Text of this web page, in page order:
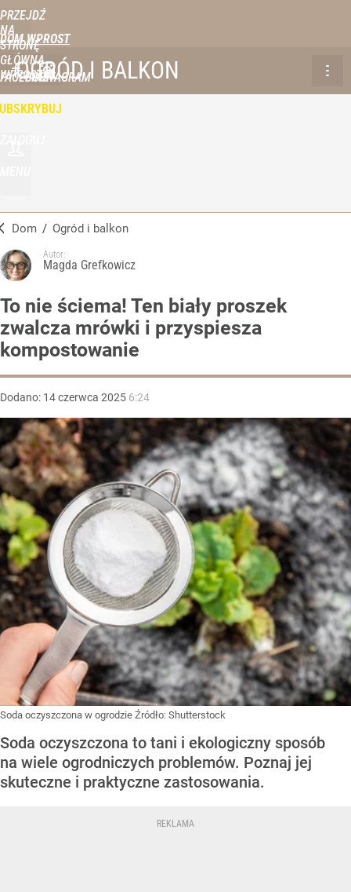
PRZEJDŹ
NA
STRONĘ
GŁÓWNĄ
WPROST.PL
DOM WPROST
FACEBOOKINSTAGRAM
OGRÓD I BALKON
Dom / Ogród i balkon
Autor:
Magda Grefkowicz
To nie ściema! Ten biały proszek
zwalcza mrówki i przyspiesza
kompostowanie
Dodano: 14czerwca 2025 6:24
Soda oczyszczona w ogrodzie Źródło: Shutterstock
Soda oczyszczona to tani i ekologiczny sposób
na wiele ogrodniczych problemów. Poznaj jej
skuteczne i praktyczne zastosowania.